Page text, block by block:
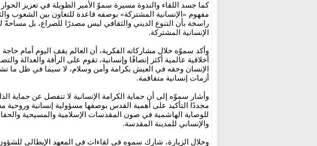
كما جسد اللقاء والندوة مسيرة سموّ الأمير الطويلة في تعزيز
مفهوم «الإنسانية المشتركة» بوصفه قاعدة للتعاون بين الشعوب
راسخة بأن التنوع الديني والثقافي ليس مصدرًا للصراع، بل مساحةً
الإنسانية المشتركة.
وأكد سموّه خلال مشاركاته الفكرية، أن العالم يقف اليوم أمام حاجة
أخلاقية عالمية أكثر إنصافًا وإنسانية، تقوم على الرأفة والعدالة
الإنسان وحقه في العيش بكرامة وأمن وسلام، لا سيما في ظل ما
أزمات إنسانية متفاقمة.
وأشار سموّه إلى أن حماية الكرامة الإنسانية لا تنفصل عن حماية
مجددًا التأكيد على أهمية القدس بوصفها مسؤولية إنسانية وروحية
للوصاية الهاشمية في صون المقدسات الإسلامية والمسيحية
والإنساني للمدينة المقدسة.